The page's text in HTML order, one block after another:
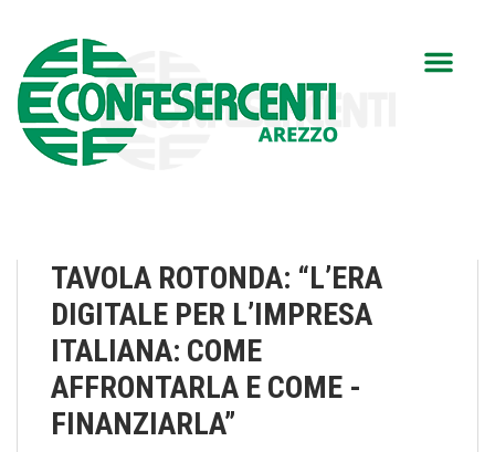
TAVOLA ROTONDA: “L’ERA
DIGITALE PER L’IMPRESA
ITALIANA: COME
AFFRONTARLA E COME ­
FINANZIARLA”